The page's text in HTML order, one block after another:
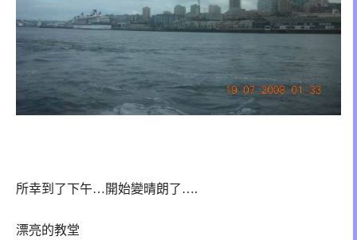
所幸到了下午…開始變晴朗了….
漂亮的教堂